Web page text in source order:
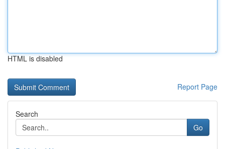
HTML is disabled
Report Page
Search
Go